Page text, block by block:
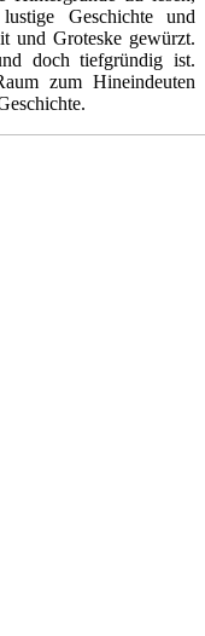
Geschichte und
und Groteske gewürzt.
doch tiefgründig ist.
zum Hineindeuten